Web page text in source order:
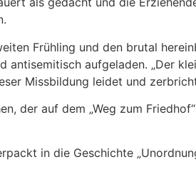
Frühling und den brutal
aufgeladen. „Der
Missbildung leidet und
der auf dem „Weg zum
in die Geschichte